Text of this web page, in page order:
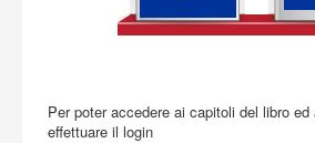
Per poter accedere ai capitoli del libro
effettuare il login